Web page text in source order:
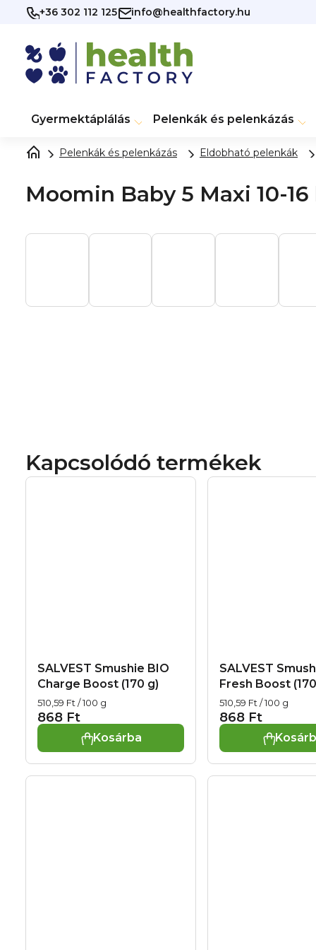
Ugrás a fő tartalomhoz
+36 302 112 125 info@healthfactory.hu
Gyermektáplálás Pelenkák és pelenkázás
Pelenkák és pelenkázás Eldobható pelenkák
Moomin Baby 5 Maxi 10-
Kapcsolódó termékek
SALVEST Smushie BIO
Charge Boost (170 g)
868 Ft
Egységár:
510,59 Ft / 100 g
Kosárba
SALVEST
Fresh Boost
868 Ft
Egységár:
510,59 Ft / 100 g